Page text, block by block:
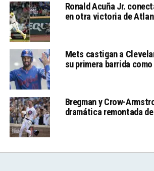
Ronald Acuña Jr.
en otra victoria de
Mets castigan a
su primera barrida
Bregman y Crow-
dramática remontada